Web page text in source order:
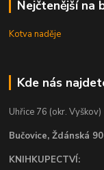
Nejčtenější na
Kotva naděje
Kde nás
Uhřice 76 (okr. Vyškov)
Bučovice, Ždánská
KNIHKUPECTVÍ: